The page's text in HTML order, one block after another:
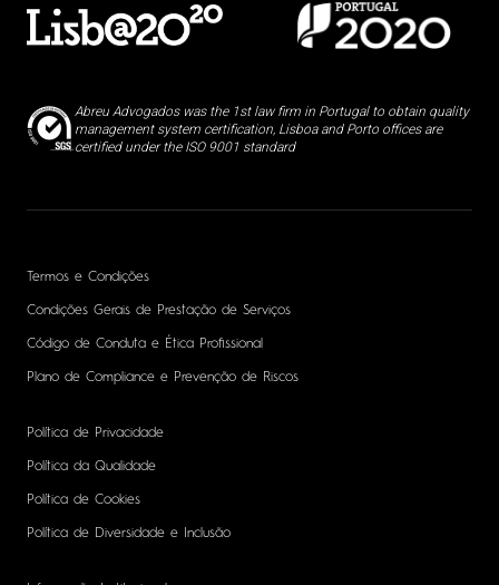
Abreu Advogados was the 1st law firm in Portugal to obtain quality
management system certification, Lisboa and Porto offices are
certified under the ISO 9001 standard
Termos e Condições
Condições Gerais de Prestação de Serviços
Código de Conduta e Ética Profissional
Plano de Compliance e Prevenção de Riscos
Política de Privacidade
Política da Qualidade
Política de Cookies
Política de Diversidade e Inclusão